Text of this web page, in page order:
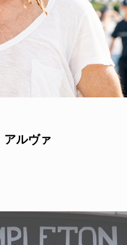
ルヴァ